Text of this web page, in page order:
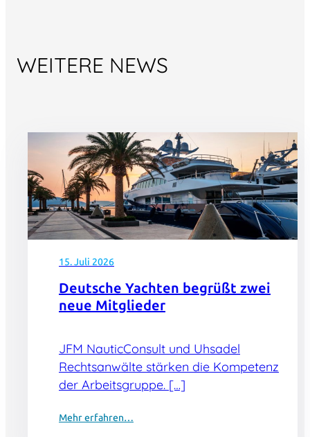
WEITERE NEWS
15. Juli 2026
Deutsche Yachten begrüßt zwei
neue Mitglieder
JFM NauticConsult und Uhsadel
Rechtsanwälte stärken die Kompetenz
der Arbeitsgruppe. […]
Mehr erfahren…